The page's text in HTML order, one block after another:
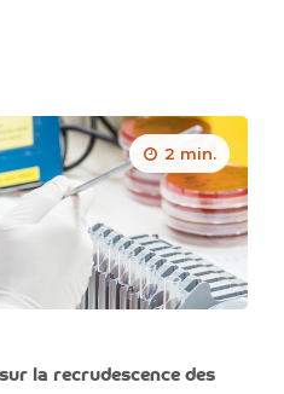
2 min.
la recrudescence des